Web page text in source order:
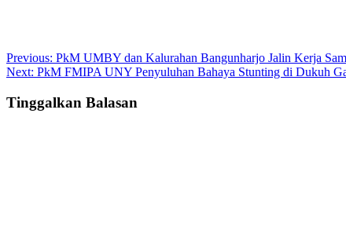
Post
navigation
Previous: PkM UMBY dan Kalurahan Bangunharjo Jalin Kerja
Next: PkM FMIPA UNY Penyuluhan Bahaya Stunting di Dukuh
Tinggalkan Balasan